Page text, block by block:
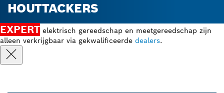
HOUTTACKERS
EXPERT elektrisch gereedschap en meetgereedschap zijn
alleen verkrijgbaar via gekwalificeerde dealers.